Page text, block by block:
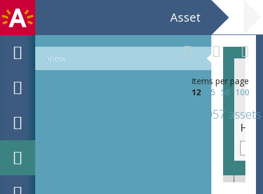
Asset
View
Items per page
12
25 50 100
1057 assets